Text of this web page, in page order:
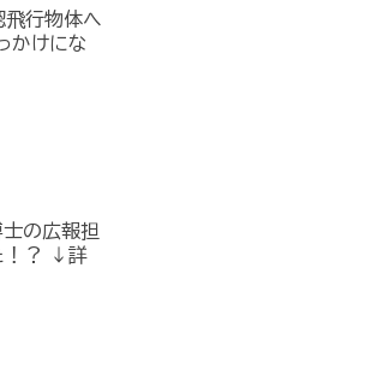
飛行物体へ
かけにな
士の広報担
！？ ↓詳